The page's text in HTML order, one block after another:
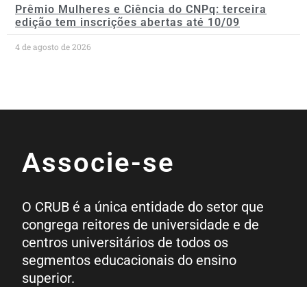
Prêmio Mulheres e Ciência do CNPq: terceira
edição tem inscrições abertas até 10/09
4 de agosto de 2026
Associe-se
O CRUB é a única entidade do setor que
congrega reitores de universidade e de
centros universitários de todos os
segmentos educacionais do ensino
superior.